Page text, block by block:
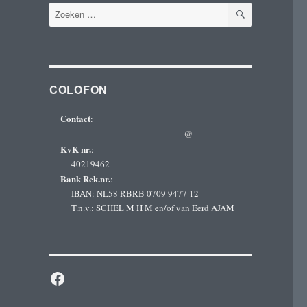
Zoeken
naar:
ZOEKEN
COLOFON
Contact:
@
KvK nr.:
40219462
Bank Rek.nr.:
IBAN: NL58 RBRB 0709 9477 12
T.n.v.: SCHEL M H M en/of van Eerd AJAM
Facebook